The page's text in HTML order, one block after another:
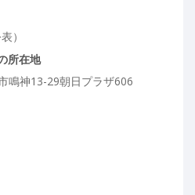
）
所在地
鳴神13-29朝日プラザ606